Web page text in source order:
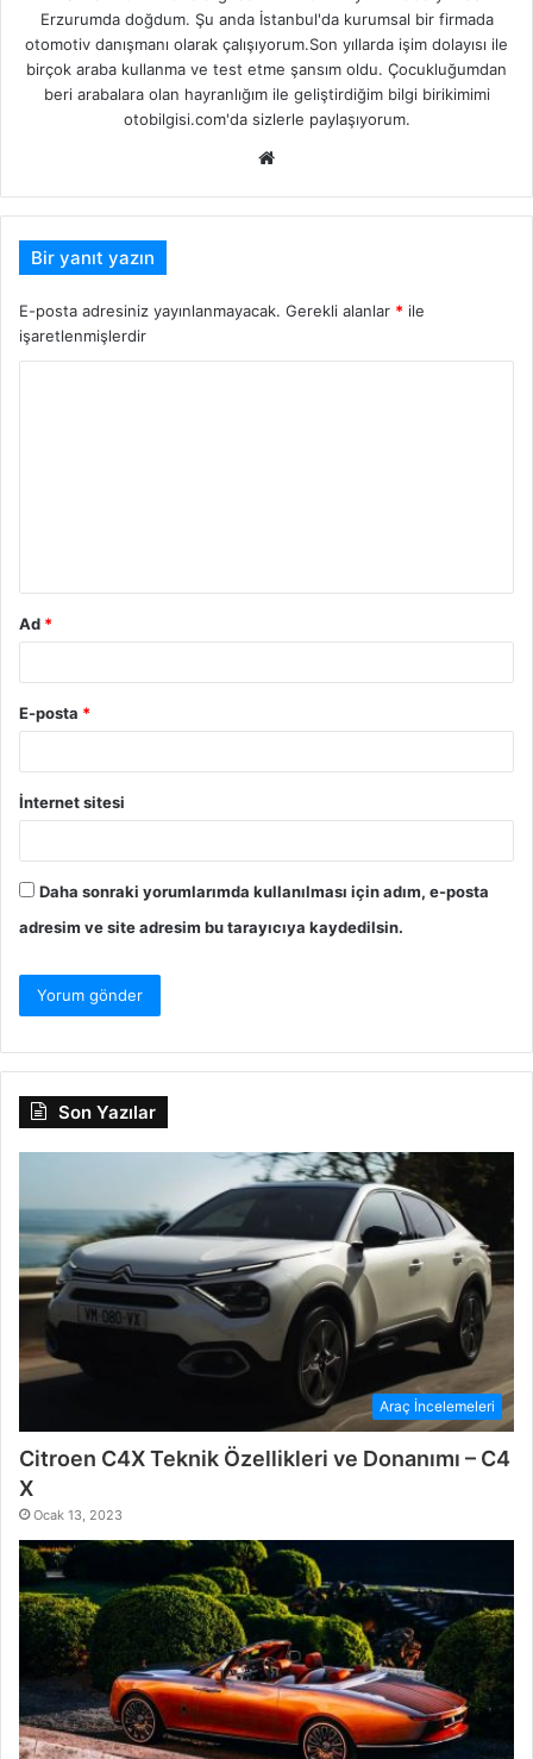
Erzurumda doğdum. Şu anda İstanbul'da kurumsal bir firmada
otomotiv danışmanı olarak çalışıyorum.Son yıllarda işim dolayısı ile
birçok araba kullanma ve test etme şansım oldu. Çocukluğumdan
beri arabalara olan hayranlığım ile geliştirdiğim bilgi birikimimi
otobilgisi.com'da sizlerle paylaşıyorum.
Web
Bir yanıt yazın
E-posta adresiniz yayınlanmayacak. Gerekli alanlar * ile
işaretlenmişlerdir
Ad *
E-posta *
İnternet sitesi
Daha sonraki yorumlarımda kullanılması için adım, e-posta
adresim ve site adresim bu tarayıcıya kaydedilsin.
Son Yazılar
Araç İncelemeleri
Citroen C4X Teknik Özellikleri ve Donanımı – C4
X
Ocak 13, 2023